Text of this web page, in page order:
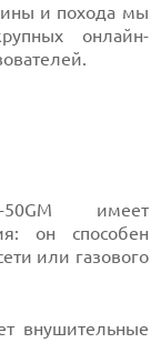
и похода мы
онлайн-
50GM имеет
он способен
или газового
внушительные